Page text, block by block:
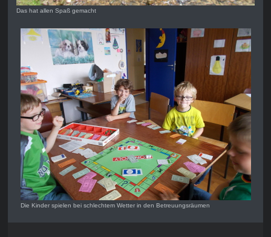
Das hat allen Spaß gemacht
Die Kinder spielen bei schlechtem Wetter in den Betreuungsräumen